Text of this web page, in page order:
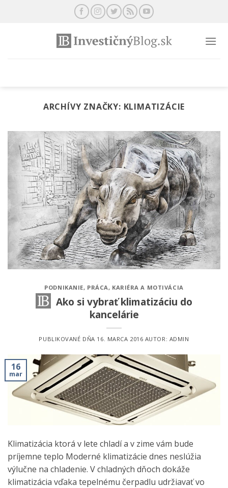
ARCHÍVY ZNAČKY: KLIMATIZÁCIE
PODNIKANIE, PRÁCA, KARIÉRA A MOTIVÁCIA
Ako si vybrať klimatizáciu do
kancelárie
PUBLIKOVANÉ DŇA 16. MARCA 2016 AUTOR: ADMIN
16
mar
Klimatizácia ktorá v lete chladí a v zime vám bude
príjemne teplo Moderné klimatizácie dnes neslúžia
výlučne na chladenie. V chladných dňoch dokáže
klimatizácia vďaka tepelnému čerpadlu udržiavať vo